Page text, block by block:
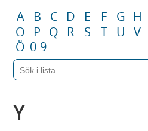
A B C D E F G H
O
P Q R S T U V
Ö 0-9
Y